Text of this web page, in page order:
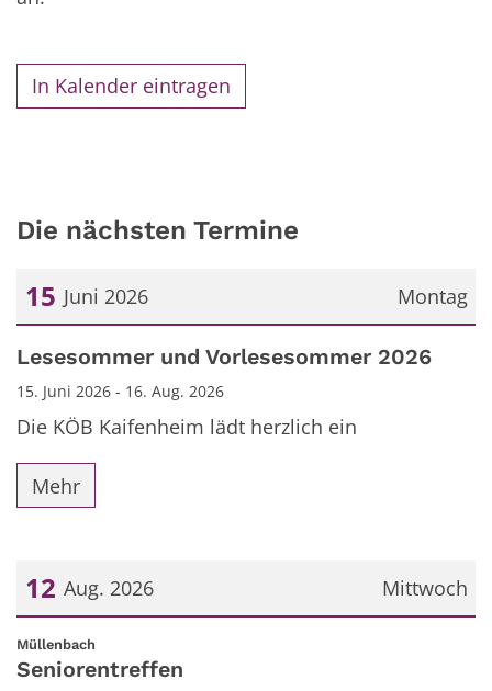
In Kalender eintragen
Die nächsten Termine
Montag
15 Juni 2026
Datum: 15. Juni 2026
Lesesommer und Vorlesesommer 2026
15. Juni 2026 - 16. Aug. 2026
Die KÖB Kaifenheim lädt herzlich ein
Mehr
Mittwoch
12 Aug. 2026
Datum: 12. August 2026
Müllenbach
Seniorentreffen